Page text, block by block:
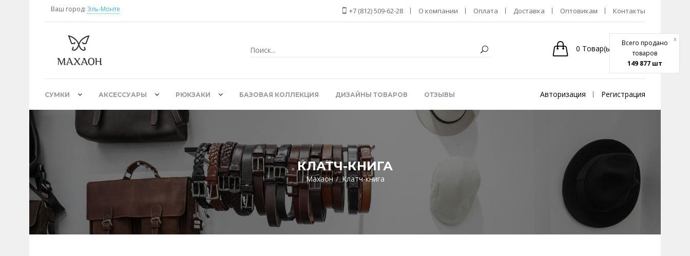
Всего продано
товаров
149 877 шт
x
Ваш город: Эль-Монте +7 (812) 509-62-28 О компании Оплата Доставка Оптовикам Контакты
0 Товар(ы) 0р.
СУМКИ АКСЕССУАРЫ РЮКЗАКИ БАЗОВАЯ КОЛЛЕКЦИЯ ДИЗАЙНЫ ТОВАРОВ ОТЗЫВЫ Авторизация Регистрация
КЛАТЧ-КНИГА
Махаон Клатч-книга